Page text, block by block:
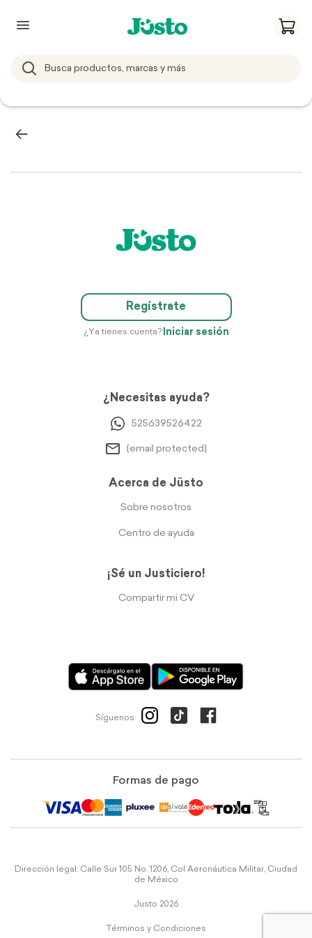
Regístrate
¿Ya tienes cuenta? Iniciar sesión
¿Necesitas ayuda?
525639526422
[email protected]
Acerca de Jüsto
Sobre nosotros
Centro de ayuda
¡Sé un Justiciero!
Compartir mi CV
Síguenos:
Formas de pago
Dirección legal: Calle Sur 105 No. 1206, Col Aeronáutica Militar, Ciudad
de México
Justo 2026
Términos y Condiciones